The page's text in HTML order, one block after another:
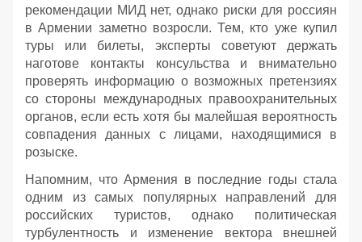
рекомендации МИД нет, однако риски для россиян
в Армении заметно возросли. Тем, кто уже купил
туры или билеты, эксперты советуют держать
наготове контакты консульства и внимательно
проверять информацию о возможных претензиях
со стороны международных правоохранительных
органов, если есть хотя бы малейшая вероятность
совпадения данных с лицами, находящимися в
розыске.
Напомним, что Армения в последние годы стала
одним из самых популярных направлений для
российских туристов, однако политическая
турбулентность и изменение вектора внешней